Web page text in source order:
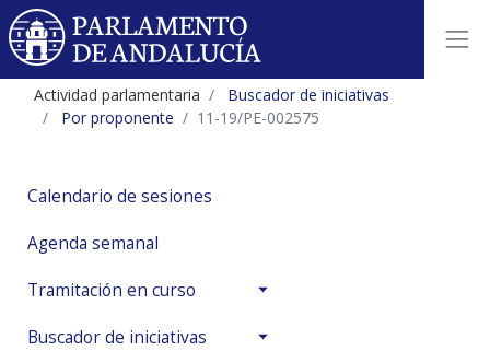
Actividad parlamentaria
Buscador de iniciativas
Por proponente
11-19/PE-002575
Calendario de sesiones
Agenda semanal
Tramitación en curso
Buscador de iniciativas